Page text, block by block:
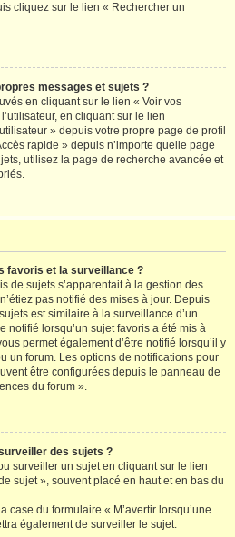
cliquez sur le lien « Rechercher un
messages et sujets ?
en cliquant sur le lien « Voir vos
en cliquant sur le lien
» depuis votre propre page de profil
rapide » depuis n’importe quelle page
utilisez la page de recherche avancée et
favoris et la surveillance ?
de sujets s’apparentait à la gestion des
pas notifié des mises à jour. Depuis
est similaire à la surveillance d’un
notifié lorsqu’un sujet favoris a été mis à
permet également d’être notifié lorsqu’il y
un forum. Les options de notifications pour
être configurées depuis le panneau de
du forum ».
des sujets ?
surveiller un sujet en cliquant sur le lien
sujet », souvent placé en haut et en bas du
case du formulaire « M’avertir lorsqu’une
également de surveiller le sujet.